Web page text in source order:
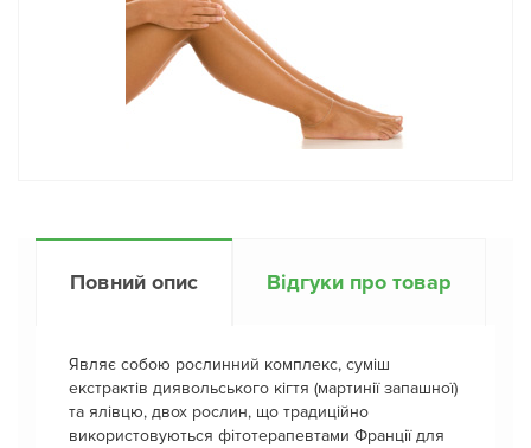
Повний опис Відгуки про товар
Являє собою рослинний комплекс, суміш
екстрактів диявольського кігтя (мартинії запашної)
та ялівцю, двох рослин, що традиційно
використовуються фітотерапевтами Франції для